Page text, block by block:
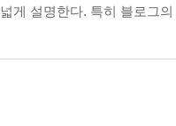
게 설명한다. 특히 블로그